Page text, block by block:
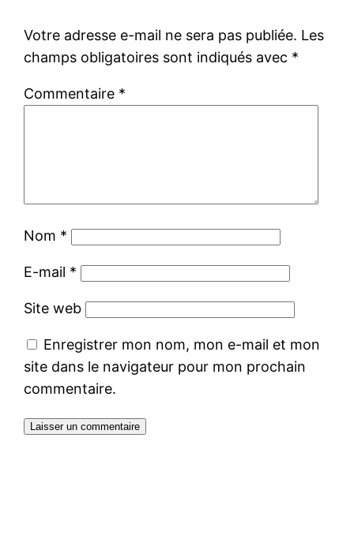
Votre adresse e-mail ne sera pas publiée. Les
champs obligatoires sont indiqués avec *
Commentaire *
Nom *
E-mail *
Site web
Enregistrer mon nom, mon e-mail et mon
site dans le navigateur pour mon prochain
commentaire.